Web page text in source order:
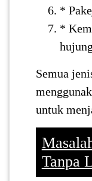
*
*
Semua
untuk
Tanpa